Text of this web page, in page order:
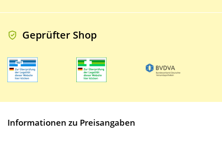
Geprüfter Shop
Informationen zu Preisangaben